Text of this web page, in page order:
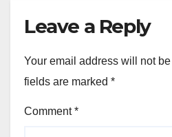
Leave a Reply
Your email address will not
fields are marked *
Comment*